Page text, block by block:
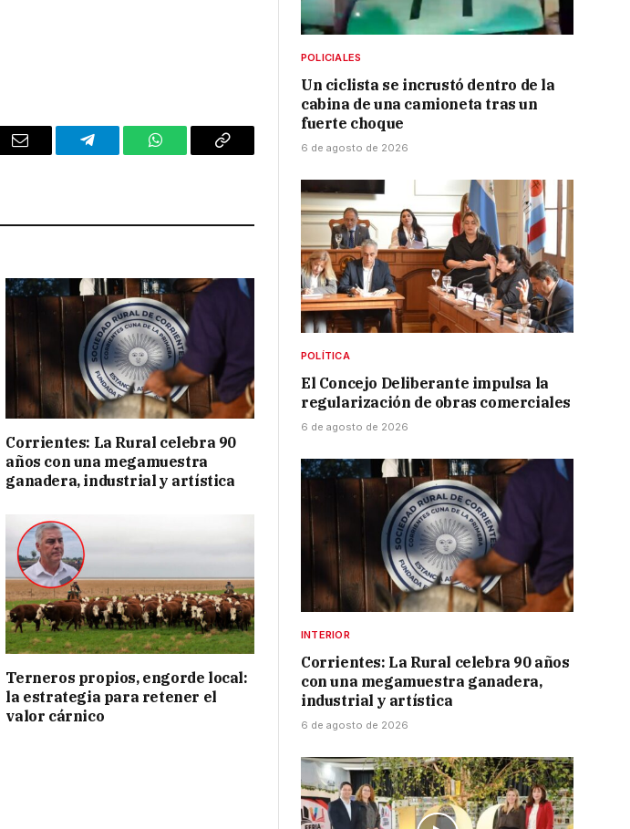
Email Telegram WhatsAppCopy
Corrientes: La Rural celebra 90
años con una megamuestra
ganadera, industrial y artística
Terneros propios, engorde local:
la estrategia para retener el
valor cárnico
POLICIALES
Un ciclista se incrustó dentro de la
cabina de una camioneta tras un
fuerte choque
6 de agosto de 2026
POLÍTICA
El Concejo Deliberante impulsa la
regularización de obras comerciales
6 de agosto de 2026
INTERIOR
Corrientes: La Rural celebra 90 años
con una megamuestra ganadera,
industrial y artística
6 de agosto de 2026